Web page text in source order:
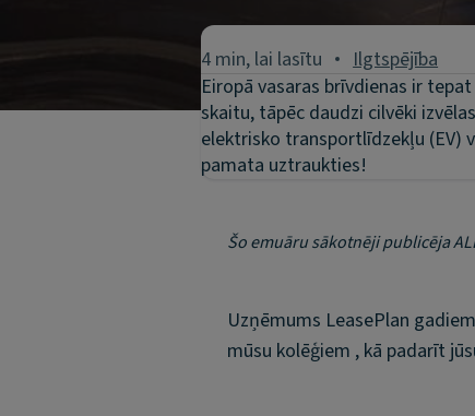
4 min, lai lasītu
Ilgtspējība
Eiropā vasaras brīvdienas ir
skaitu, tāpēc daudzi cilvēki
elektrisko transportlīdzekļu (EV)
pamata uztraukties!
Šo emuāru sākotnēji publicēja
Uzņēmums LeasePlan
mūsu kolēģiem , kā padarīt